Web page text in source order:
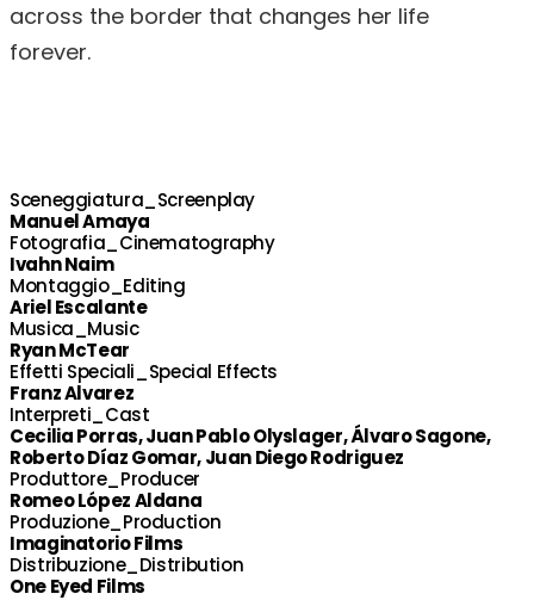
across the border that changes her life
forever.
Sceneggiatura_Screenplay
Manuel Amaya
Fotografia_Cinematography
Ivahn Naim
Montaggio_Editing
Ariel Escalante
Musica_Music
Ryan McTear
Effetti Speciali_Special Effects
Franz Alvarez
Interpreti_Cast
Cecilia Porras, Juan Pablo Olyslager, Álvaro Sagone,
Roberto Díaz Gomar, Juan Diego Rodriguez
Produttore_Producer
Romeo López Aldana
Produzione_Production
Imaginatorio Films
Distribuzione_Distribution
One Eyed Films